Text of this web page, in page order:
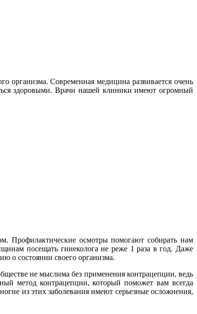
организма. Современная медицина развивается очень
здоровыми. Врачи нашей клиники имеют огромный
Профилактические осмотры помогают собирать нам
посещать гинеколога не реже 1 раза в год. Даже
о состоянии своего организма.
не мыслима без применения контрацепции, ведь
метод контрацепции, который поможет вам всегда
из этих заболевания имеют серьезные осложнения,